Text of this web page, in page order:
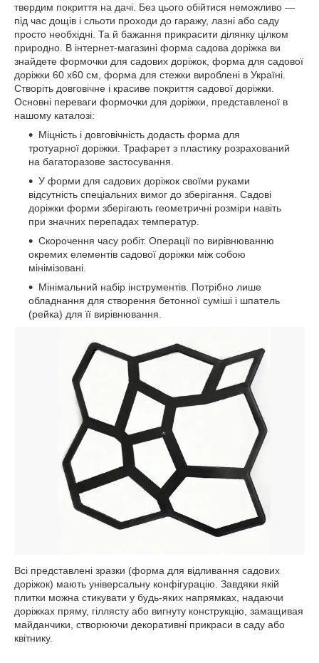
твердим покриття на дачі. Без цього обійтися неможливо —
під час дощів і сльоти проходи до гаражу, лазні або саду
просто необхідні. Та й бажання прикрасити ділянку цілком
природно. В інтернет-магазині форма садова доріжка ви
знайдете формочки для садових доріжок, форма для садової
доріжки 60 х60 см, форма для стежки вироблені в Україні.
Створіть довговічне і красиве покриття садової доріжки.
Основні переваги формочки для доріжки, представленої в
нашому каталозі:
Міцність і довговічність додасть форма для
тротуарної доріжки. Трафарет з пластику розрахований
на багаторазове застосування.
У форми для садових доріжок своїми руками
відсутність спеціальних вимог до зберігання. Садові
доріжки форми зберігають геометричні розміри навіть
при значних перепадах температур.
Скорочення часу робіт. Операції по вирівнюванню
окремих елементів садової доріжки між собою
мінімізовані.
Мінімальний набір інструментів. Потрібно лише
обладнання для створення бетонної суміші і шпатель
(рейка) для її вирівнювання.
Всі представлені зразки (форма для відливання садових
доріжок) мають універсальну конфігурацію. Завдяки якій
плитки можна стикувати у будь-яких напрямках, надаючи
доріжках пряму, гіллясту або вигнуту конструкцію, замащивая
майданчики, створюючи декоративні прикраси в саду або
квітнику.